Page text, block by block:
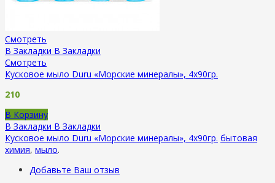
Смотреть
В Закладки В Закладки
Смотреть
Кусковое мыло Duru «Морские минералы», 4х90гр.
210
В Корзину
В Закладки В Закладки
Кусковое мыло Duru «Морские минералы», 4х90гр. бытовая
химия, мыло.
Добавьте Ваш отзыв